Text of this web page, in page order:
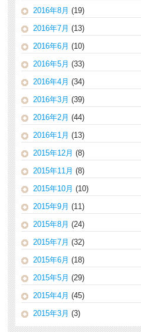
2016年8月 (19)
2016年7月 (13)
2016年6月 (10)
2016年5月 (33)
2016年4月 (34)
2016年3月 (39)
2016年2月 (44)
2016年1月 (13)
2015年12月 (8)
2015年11月 (8)
2015年10月 (10)
2015年9月 (11)
2015年8月 (24)
2015年7月 (32)
2015年6月 (18)
2015年5月 (29)
2015年4月 (45)
2015年3月 (3)